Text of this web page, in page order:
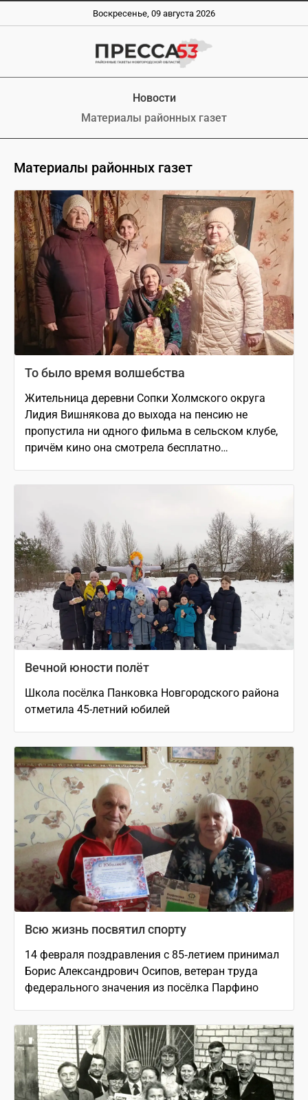
Воскресенье, 09 августа 2026
Новости
Материалы районных газет
Материалы районных газет
То было время волшебства
Жительница деревни Сопки Холмского округа
Лидия Вишнякова до выхода на пенсию не
пропустила ни одного фильма в сельском клубе,
причём кино она смотрела бесплатно…
Вечной юности полёт
Школа посёлка Панковка Новгородского района
отметила 45-летний юбилей
Всю жизнь посвятил спорту
14 февраля поздравления с 85‑летием принимал
Борис Александрович Осипов, ветеран труда
федерального значения из посёлка Парфино